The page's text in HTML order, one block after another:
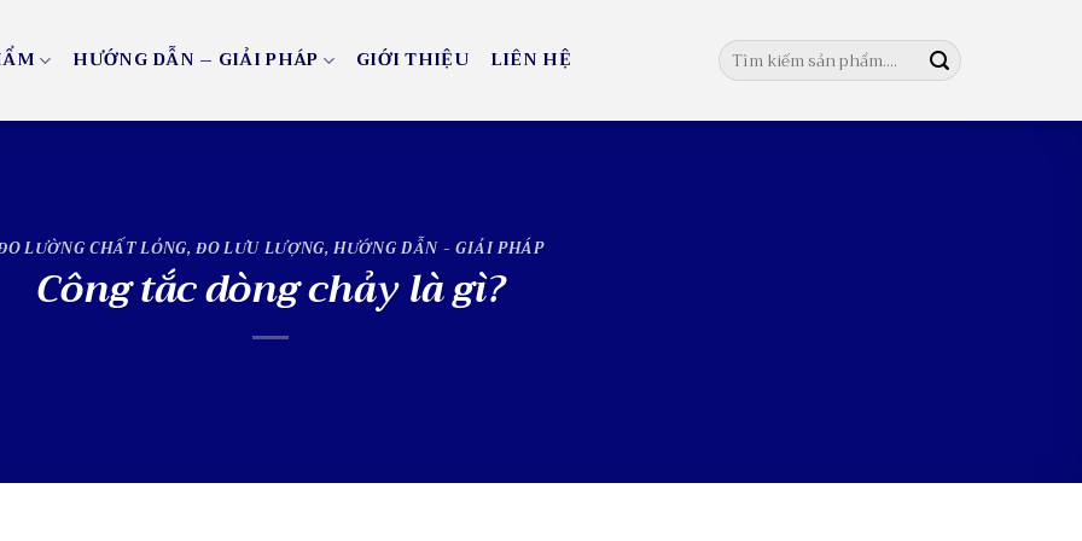
HƯỚNG DẪN – GIẢI PHÁP GIỚI THIỆU LIÊN HỆ
Tìm
kiếm:
LƯỜNG CHẤT LỎNG,ĐO LƯU LƯỢNG,HƯỚNG DẪN - GIẢI PHÁP
Công tắc dòng chảy là gì?